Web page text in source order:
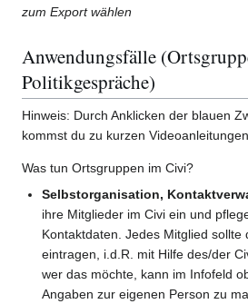
zum Export wählen
Anwendungsfälle
Politikgespräche)
Hinweis: Durch Anklicken der blauen
kommst du zu kurzen Videoanleitungen.
Was tun Ortsgruppen im Civi?
Selbstorganisation,
ihre Mitglieder im Civi ein und
Kontaktdaten. Jedes Mitglied sollte
eintragen, i.d.R. mit Hilfe des/der
wer das möchte, kann im Infofeld
Angaben zur eigenen Person zu